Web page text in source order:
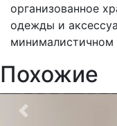
Previous
организованное
одежды и
минималистичном
Похожие